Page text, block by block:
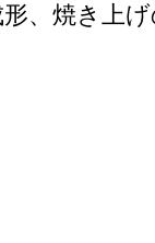
、焼き上